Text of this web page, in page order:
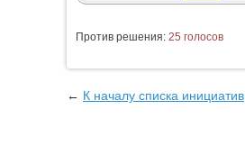
Против решения: 25 голосов
← К началу списка инициатив